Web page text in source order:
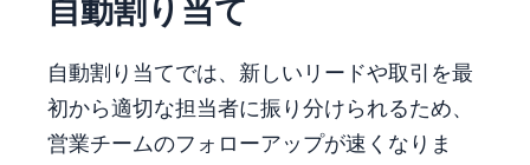
自動割り当て
自動割り当てでは、新しいリードや取引を最
初から適切な担当者に振り分けられるため、
営業チームのフォローアップが速くなりま